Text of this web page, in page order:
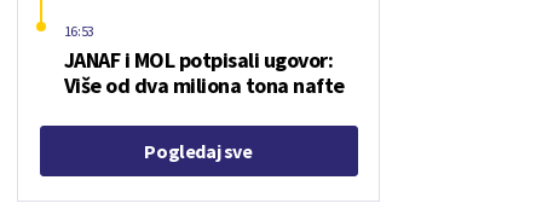
JANAF i MOL potpisali ugovor:
Više od dva miliona tona nafte
16:53
Pogledaj sve